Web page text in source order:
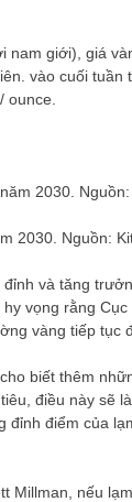
giới), giá
vào cuối
ounce.
2030. Nguồn:
và tăng
vọng rằng
vàng tiếp tục
biết thêm
điều này sẽ
điểm của
Millman, nếu